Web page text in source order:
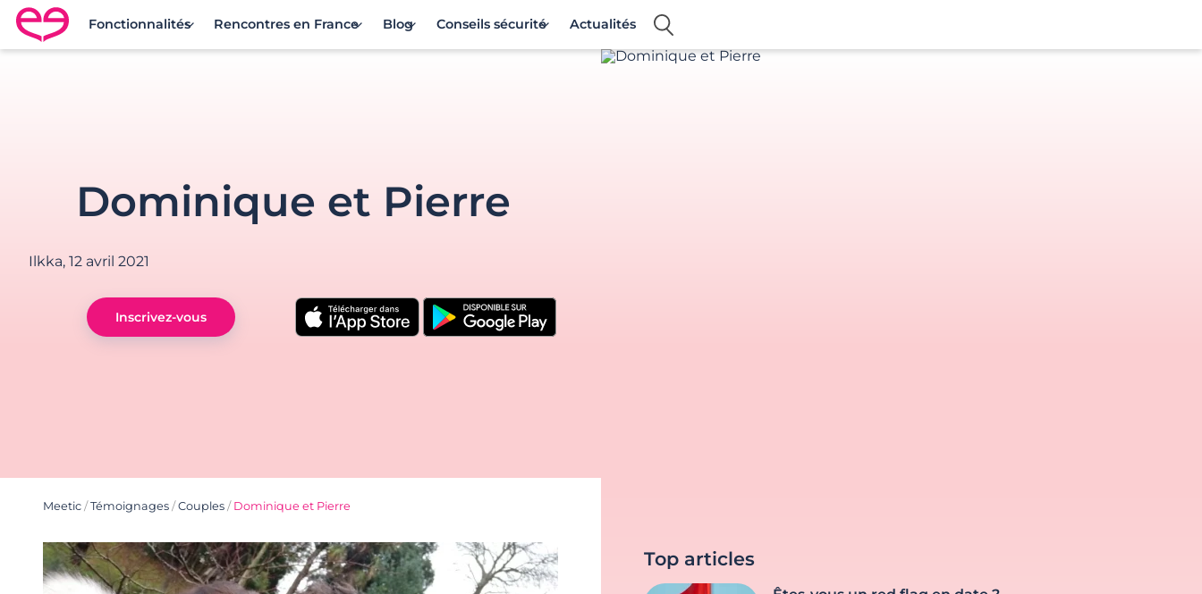
Rencontre en France avec Meetic
Fonctionnalités Rencontres en France Blog Conseils sécurité Actualités
Dominique et Pierre
Ilkka, 12 avril 2021
Inscrivez-vous
Meetic /Témoignages /Couples / Dominique et Pierre
Top articles